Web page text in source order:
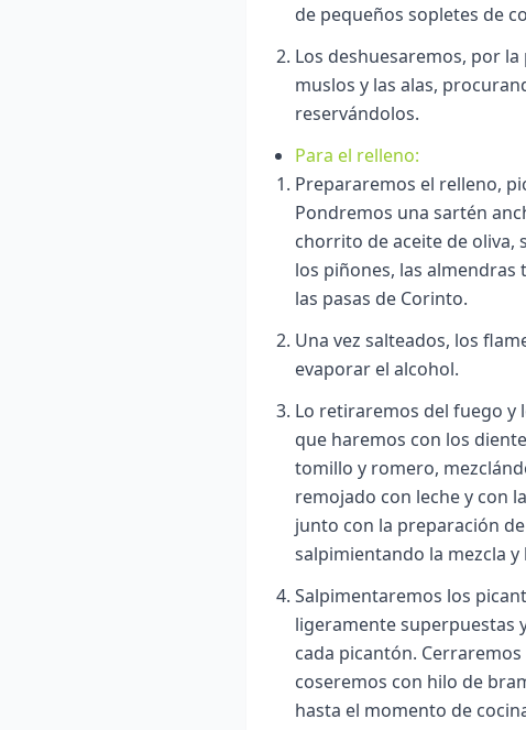
de pequeños sopletes de
Los deshuesaremos, por
muslos y las alas,
reservándolos.
Para el relleno:
Prepararemos el relleno,
Pondremos una sartén
chorrito de aceite de oliva,
los piñones, las almendras
las pasas de Corinto.
Una vez salteados, los
evaporar el alcohol.
Lo retiraremos del fuego y
que haremos con los
tomillo y romero,
remojado con leche y con
junto con la preparación
salpimientando la mezcla y
Salpimentaremos los
ligeramente superpuestas
cada picantón.
coseremos con hilo de
hasta el momento de